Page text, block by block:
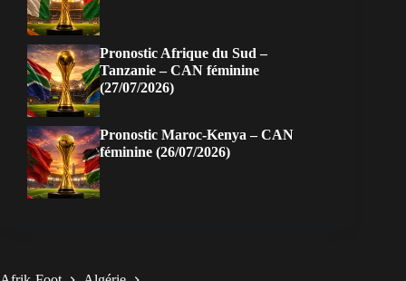
Pronostic Afrique du Sud –
Tanzanie – CAN féminine
(27/07/2026)
Pronostic Maroc-Kenya – CAN
féminine (26/07/2026)